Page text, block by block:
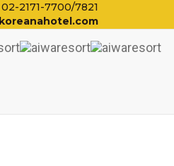
2171-7700/7821